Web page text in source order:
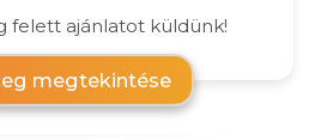
felett ajánlatot küldünk!
megtekintése